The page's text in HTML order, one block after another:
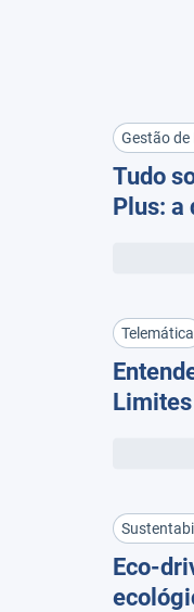
Gestão
Tudo
Plus: a
IA
Telemática
Eco-